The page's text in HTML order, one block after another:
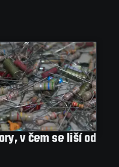
v čem se liší od